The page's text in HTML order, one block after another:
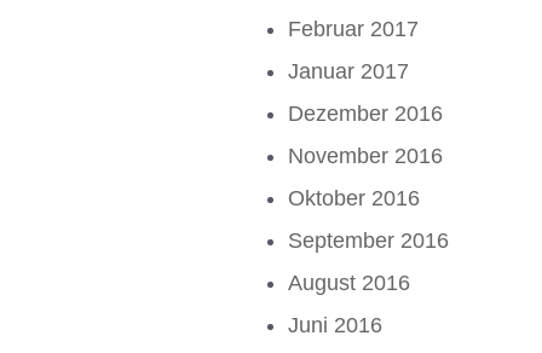
Februar 2017
Januar 2017
Dezember 2016
November 2016
Oktober 2016
September 2016
August 2016
Juni 2016